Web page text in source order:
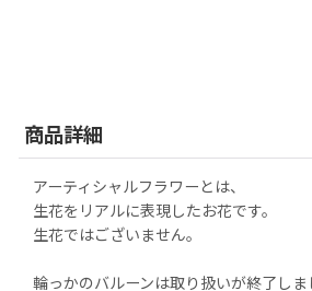
商品詳細
アーティシャルフラワーとは、
生花をリアルに表現したお花です。
生花ではございません。
輪っかのバルーンは取り扱いが終了しま